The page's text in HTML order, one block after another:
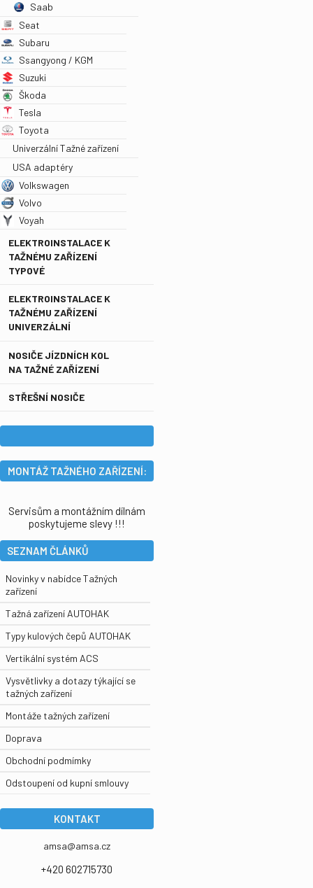
Saab
Seat
Subaru
Ssangyong / KGM
Suzuki
Škoda
Tesla
Toyota
Univerzální Tažné zařízení
USA adaptéry
Volkswagen
Volvo
Voyah
ELEKTROINSTALACE K
TAŽNÉMU ZAŘÍZENÍ
TYPOVÉ
ELEKTROINSTALACE K
TAŽNÉMU ZAŘÍZENÍ
UNIVERZÁLNÍ
NOSIČE JÍZDNÍCH KOL
NA TAŽNÉ ZAŘÍZENÍ
STŘEŠNÍ NOSIČE
MONTÁŽ TAŽNÉHO ZAŘÍZENÍ:
Servisům a montážním dílnám
poskytujeme slevy !!!
SEZNAM ČLÁNKŮ
Novinky v nabídce Tažných
zařízení
Tažná zařízení AUTOHAK
Typy kulových čepů AUTOHAK
Vertikální systém ACS
Vysvětlivky a dotazy týkající se
tažných zařízení
Montáže tažných zařízení
Doprava
Obchodní podmímky
Odstoupení od kupní smlouvy
KONTAKT
amsa@amsa.cz
+420 602715730